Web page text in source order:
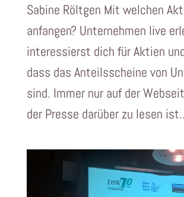
Sabine Röltgen Mit welchen
anfangen? Unternehmen live
interessierst dich für Aktien
dass das Anteilsscheine von
sind. Immer nur auf der
der Presse darüber zu lesen